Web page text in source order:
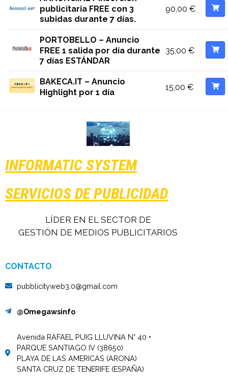
publicitaria FREE con 3
subidas durante 7 días.
90,00 €
PORTOBELLO – Anuncio
FREE 1 salida por día durante
7 días ESTÁNDAR
35,00 €
BAKECA.IT – Anuncio
Highlight por 1 día
15,00 €
INFORMATIC SYSTEM
SERVICIOS DE PUBLICIDAD
LÍDER EN EL SECTOR DE
GESTIÓN DE MEDIOS PUBLICITARIOS
CONTACTO
pubblicityweb3.0@gmail.com
@Omegawsinfo
Avenida RAFAEL PUIG LLUVINA N° 40 •
PARQUE SANTIAGO IV (38650)
PLAYA DE LAS AMERICAS (ARONA)
SANTA CRUZ DE TENERIFE (ESPAÑA)